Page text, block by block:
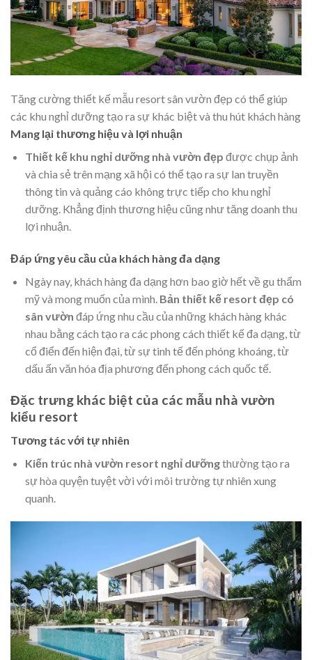
Tăng cường thiết kế mẫu resort sân vườn đẹp có thể giúp
các khu nghỉ dưỡng tạo ra sự khác biệt và thu hút khách hàng
Mang lại thương hiệu và lợi nhuận
Thiết kế khu nghỉ dưỡng nhà vườn đẹp được chụp ảnh
và chia sẻ trên mạng xã hội có thể tạo ra sự lan truyền
thông tin và quảng cáo không trực tiếp cho khu nghỉ
dưỡng. Khẳng định thương hiệu cũng như tăng doanh thu
lợi nhuận.
Đáp ứng yêu cầu của khách hàng đa dạng
Ngày nay, khách hàng đa dạng hơn bao giờ hết về gu thẩm
mỹ và mong muốn của mình. Bản thiết kế resort đẹp có
sân vườn đáp ứng nhu cầu của những khách hàng khác
nhau bằng cách tạo ra các phong cách thiết kế đa dạng, từ
cổ điển đến hiện đại, từ sự tinh tế đến phóng khoáng, từ
dấu ấn văn hóa địa phương đến phong cách quốc tế.
Đặc trưng khác biệt của các mẫu nhà vườn
kiểu resort
Tương tác với tự nhiên
Kiến trúc nhà vườn resort nghỉ dưỡngthường tạo ra
sự hòa quyện tuyệt vời với môi trường tự nhiên xung
quanh.